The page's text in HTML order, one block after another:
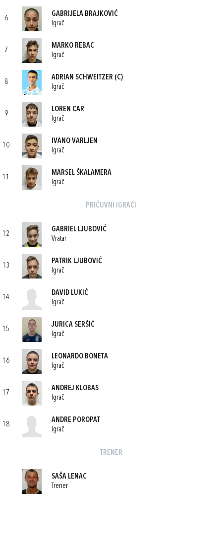
6
GABRIJELA BRAJKOVIĆ
Igrač
7
MARKO REBAC
Igrač
8
ADRIAN SCHWEITZER (C)
Igrač
9
LOREN CAR
Igrač
10
IVANO VARLJEN
Igrač
11
MARSEL ŠKALAMERA
Igrač
PRIČUVNI IGRAČI
12
GABRIEL LJUBOVIĆ
Vratar
13
PATRIK LJUBOVIĆ
Igrač
14
DAVID LUKIĆ
Igrač
15
JURICA SERŠIĆ
Igrač
16
LEONARDO BONETA
Igrač
17
ANDREJ KLOBAS
Igrač
18
ANDRE POROPAT
Igrač
TRENER
SAŠA LENAC
Trener